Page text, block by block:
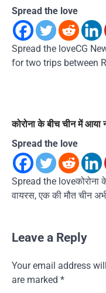
Spread the love
Spread the loveCG
for two trips between
कोरोना के बीच चीन में आया
Spread the love
Spread the loveकोरोना
वायरस, एक की मौत चीन
Leave a Reply
Your email address
are marked *